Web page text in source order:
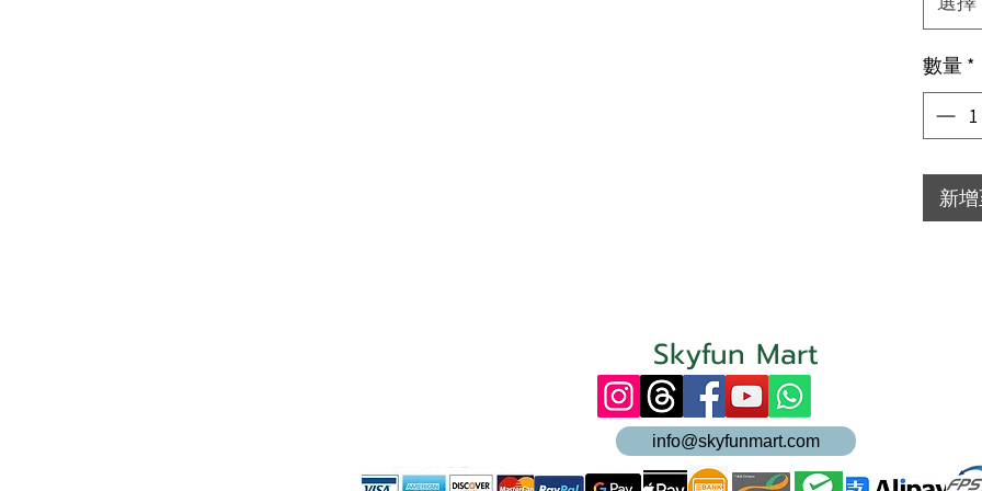
數量 *
新
Skyfun Mart
info@skyfunmart.com